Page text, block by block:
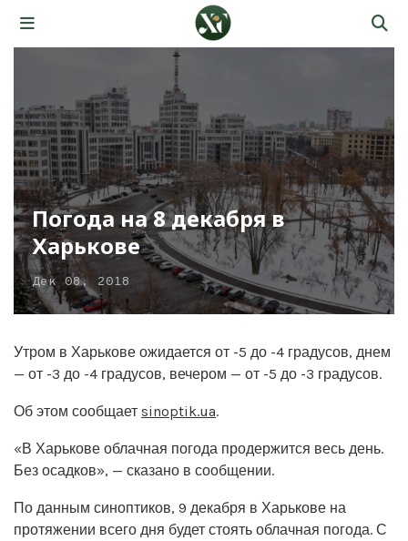
Погода на 8 декабря в
Харькове
Дек 08, 2018
Утром в Харькове ожидается от -5 до -4 градусов, днем
— от -3 до -4 градусов, вечером — от -5 до -3 градусов.
Об этом сообщает sinoptik.ua.
«В Харькове облачная погода продержится весь день.
Без осадков», — сказано в сообщении.
По данным синоптиков, 9 декабря в Харькове на
протяжении всего дня будет стоять облачная погода. С